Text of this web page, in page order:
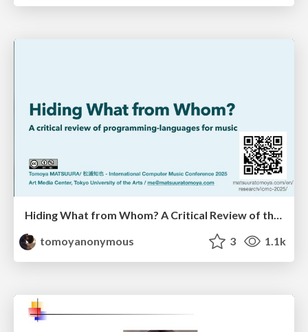
Hiding What from Whom? A Critical Review of the History of Programming languages for Music
tomoyanonymous
3 1.1k